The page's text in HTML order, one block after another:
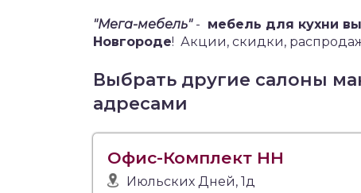
"Мега-мебель"- мебель для кухни
Новгороде! Акции, скидки,
Выбрать другие салоны
адресами
Офис-Комплект НН
Июльских Дней, 1д